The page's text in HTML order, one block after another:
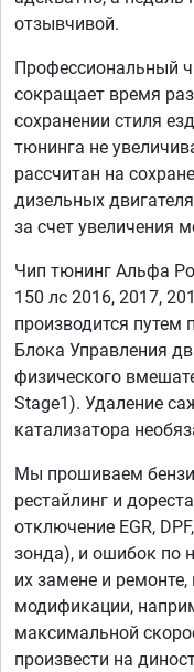
отзывчивой.
Профессиональный
сокращает время
сохранении стиля
тюнинга не
рассчитан на
дизельных
за счет увеличения
Чип тюнинг Альфа
150 лс 2016, 2017,
производится
Блока Управления
физического
Stage1). Удаление
катализатора
Мы прошиваем
рестайлинг и
отключение EGR,
зонда), и ошибок по
их замене и
модификации,
максимальной
произвести на